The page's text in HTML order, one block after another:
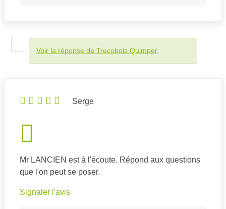
Voir la réponse de Trecobois Quimper
Serge
Mr LANCIEN est à l'écoute. Répond aux questions
que l'on peut se poser.
Signaler l'avis